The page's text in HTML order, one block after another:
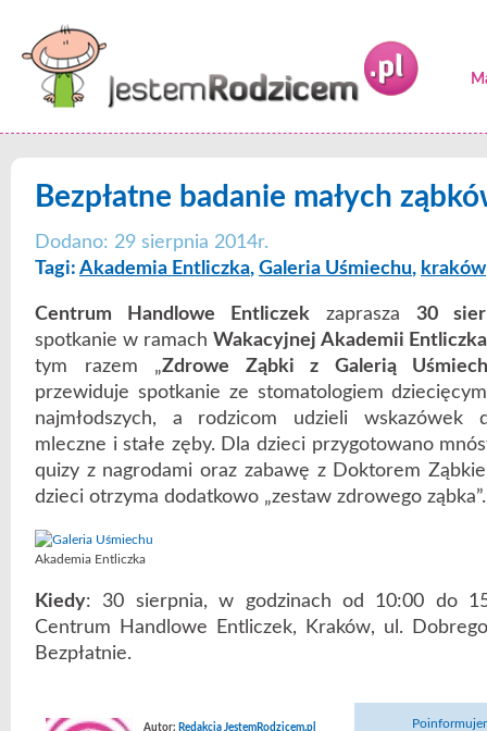
Bezpłatne badanie małych
Dodano: 29 sierpnia 2014r.
Tagi: Akademia Entliczka, Galeria Uśmiechu, kraków
Centrum Handlowe Entliczek zaprasza 30
spotkanie w ramachWakacyjnej Akademii Entliczka
tym razem „Zdrowe Ząbki z Galerią
przewiduje spotkanie ze stomatologiem
najmłodszych, a rodzicom udzieli wskazówek
mleczne i stałe zęby. Dla dzieci przygotowano
quizy z nagrodami oraz zabawę z Doktorem
dzieci otrzyma dodatkowo „zestaw zdrowego ząbka”.
Akademia Entliczka
Kiedy: 30 sierpnia, w godzinach od 10:00 do
Centrum Handlowe Entliczek, Kraków, ul.
Bezpłatnie.
Autor: Redakcja JestemRodzicem.pl